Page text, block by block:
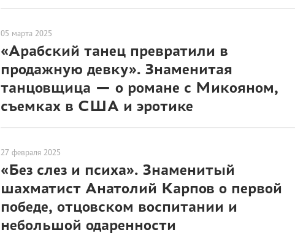
05 марта 2025
«Арабский танец превратили в
продажную девку». Знаменитая
танцовщица — о романе с Микояном,
съемках в США и эротике
27 февраля 2025
«Без слез и психа». Знаменитый
шахматист Анатолий Карпов о первой
победе, отцовском воспитании и
небольшой одаренности